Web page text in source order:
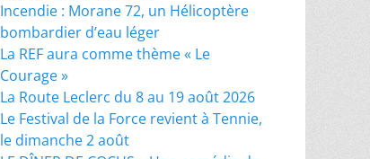
Incendie : Morane 72, un Hélicoptère
bombardier d’eau léger
La REF aura comme thème « Le
Courage »
La Route Leclerc du 8 au 19 août 2026
Le Festival de la Force revient à Tennie,
le dimanche 2 août